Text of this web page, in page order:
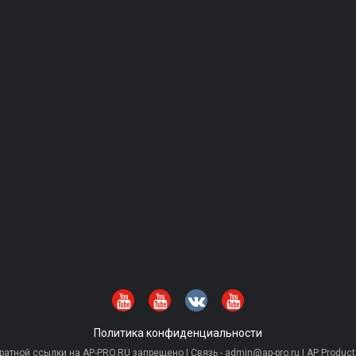
Политика конфиденциальности
ссылки на AP-PRO.RU запрещено | Связь - admin@ap-pro.ru | AP